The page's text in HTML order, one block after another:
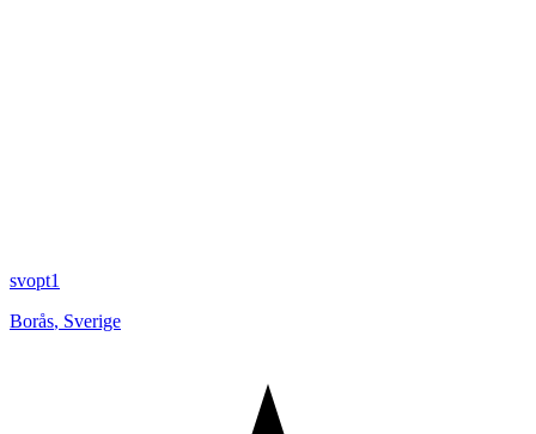
svopt1
Borås, Sverige